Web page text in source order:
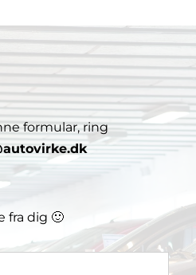
formular, ring
fra dig 🙂